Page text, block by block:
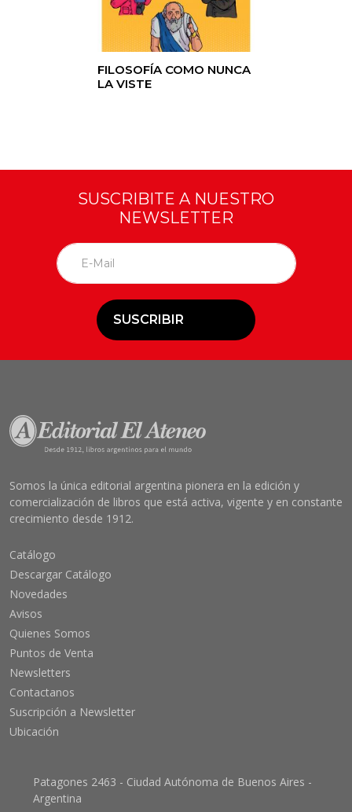
FILOSOFÍA COMO NUNCA
LA VISTE
SUSCRIBITE A NUESTRO
NEWSLETTER
SUSCRIBIR
Somos la única editorial argentina pionera en la edición y
comercialización de libros que está activa, vigente y en constante
crecimiento desde 1912.
Catálogo
Descargar Catálogo
Novedades
Avisos
Quienes Somos
Puntos de Venta
Newsletters
Contactanos
Suscripción a Newsletter
Ubicación
Patagones 2463 - Ciudad Autónoma de Buenos Aires -
Argentina